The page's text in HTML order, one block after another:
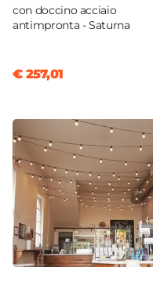
con doccino acciaio
antimpronta - Saturna
€ 257,01